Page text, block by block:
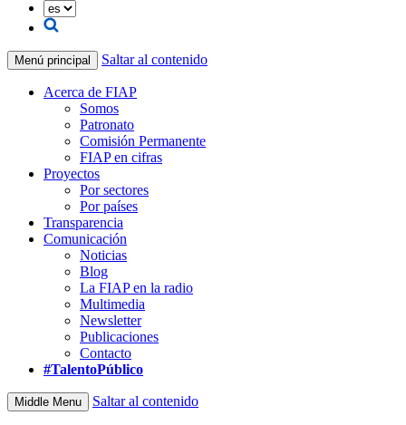
Menú principal Saltar al contenido
Acerca de FIAP
Somos
Patronato
Comisión Permanente
FIAP en cifras
Proyectos
Por sectores
Por países
Transparencia
Comunicación
Noticias
Blog
La FIAP en la radio
Multimedia
Newsletter
Publicaciones
Contacto
#TalentoPúblico
Middle Menu Saltar al contenido